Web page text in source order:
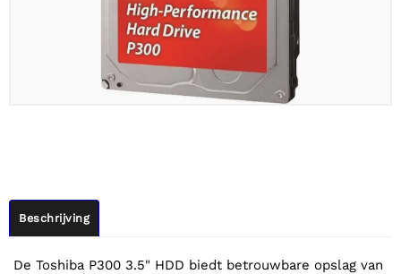
Beschrijving
De Toshiba P300 3.5" HDD biedt betrouwbare opslag van